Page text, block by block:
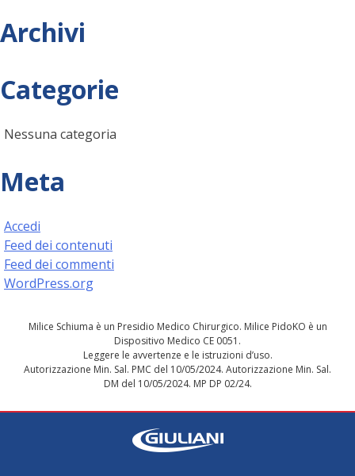
Archivi
Categorie
Nessuna categoria
Meta
Accedi
Feed dei contenuti
Feed dei commenti
WordPress.org
Milice Schiuma è un Presidio Medico Chirurgico. Milice PidoKO è un
Dispositivo Medico CE 0051.
Leggere le avvertenze e le istruzioni d’uso.
Autorizzazione Min. Sal. PMC del 10/05/2024. Autorizzazione Min. Sal.
DM del 10/05/2024. MP DP 02/24.